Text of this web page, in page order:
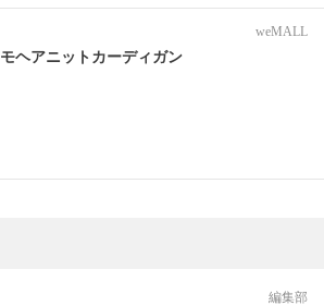
weMALL
モヘアニットカーディガン
編集部